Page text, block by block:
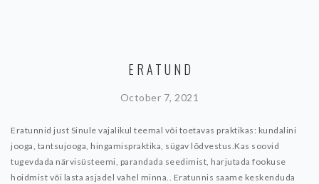
ERATUND
October 7, 2021
Eratunnid just Sinule vajalikul teemal või toetavas praktikas: kundalini
jooga, tantsujooga, hingamispraktika, sügav lõdvestus.Kas soovid
tugevdada närvisüsteemi, parandada seedimist, harjutada fookuse
hoidmist või lasta asjadel vahel minna.. Eratunnis saame keskenduda